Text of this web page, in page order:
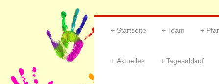
Startseite Team
Aktuelles Tagesablauf